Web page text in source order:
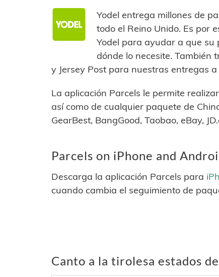
Yodel entrega millones de
todo el Reino Unido. Es por
Yodel para ayudar a que
dónde lo necesite. También
y Jersey Post para nuestras entregas
La aplicación Parcels le permite
así como de cualquier paquete de
GearBest, BangGood, Taobao, eBay,
Parcels on iPhone and
Descarga la aplicación Parcels para
cuando cambia el seguimiento de
Canto a la tirolesa estados